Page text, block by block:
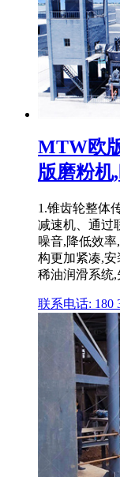
MTW欧
版磨粉机
1.锥齿轮整体
减速机、通过
噪音,降低效
构更加紧凑,
稀油润滑系统,
联系电话: 180